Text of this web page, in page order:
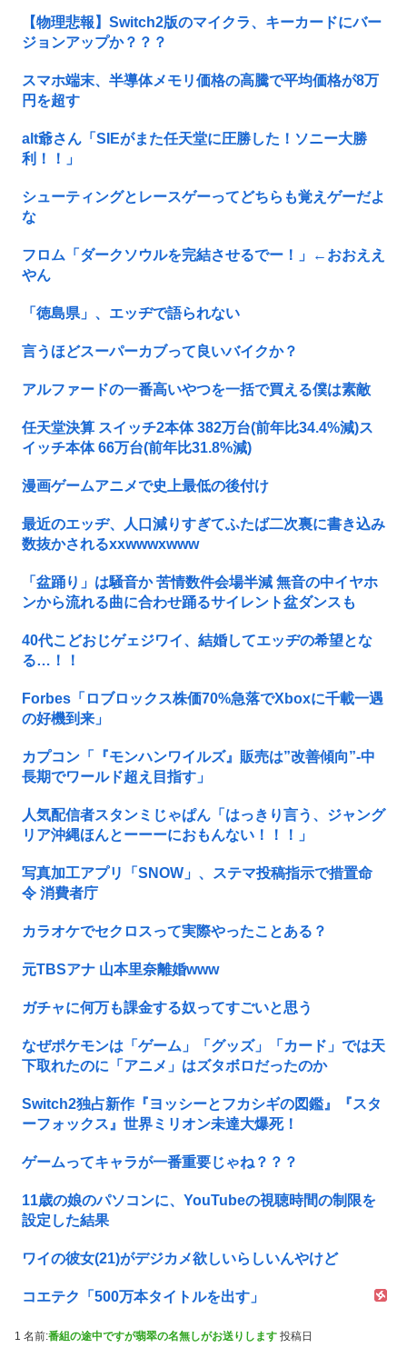
【物理悲報】Switch2版のマイクラ、キーカードにバー
ジョンアップか？？？
スマホ端末、半導体メモリ価格の高騰で平均価格が8万
円を超す
alt爺さん「SIEがまた任天堂に圧勝した！ソニー大勝
利！！」
シューティングとレースゲーってどちらも覚えゲーだよ
な
フロム「ダークソウルを完結させるでー！」←おおええ
やん
「徳島県」、エッヂで語られない
言うほどスーパーカブって良いバイクか？
アルファードの一番高いやつを一括で買える僕は素敵
任天堂決算 スイッチ2本体 382万台(前年比34.4%減)ス
イッチ本体 66万台(前年比31.8%減)
漫画ゲームアニメで史上最低の後付け
最近のエッヂ、人口減りすぎてふたば二次裏に書き込み
数抜かされるxxwwwxwww
「盆踊り」は騒音か 苦情数件会場半減 無音の中イヤホ
ンから流れる曲に合わせ踊るサイレント盆ダンスも
40代こどおじゲェジワイ、結婚してエッヂの希望とな
る…！！
Forbes「ロブロックス株価70%急落でXboxに千載一遇
の好機到来」
カプコン「『モンハンワイルズ』販売は”改善傾向”-中
長期でワールド超え目指す」
人気配信者スタンミじゃぱん「はっきり言う、ジャング
リア沖縄ほんとーーーにおもんない！！！」
写真加工アプリ「SNOW」、ステマ投稿指示で措置命
令 消費者庁
カラオケでセクロスって実際やったことある？
元TBSアナ 山本里奈離婚www
ガチャに何万も課金する奴ってすごいと思う
なぜポケモンは「ゲーム」「グッズ」「カード」では天
下取れたのに「アニメ」はズタボロだったのか
Switch2独占新作『ヨッシーとフカシギの図鑑』『スタ
ーフォックス』世界ミリオン未達大爆死！
ゲームってキャラが一番重要じゃね？？？
11歳の娘のパソコンに、YouTubeの視聴時間の制限を
設定した結果
ワイの彼女(21)がデジカメ欲しいらしいんやけど
コエテク「500万本タイトルを出す」
1 名前:番組の途中ですが翡翠の名無しがお送りします 投稿日